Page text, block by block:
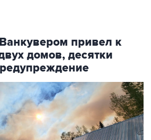
привел к
домов, десятки